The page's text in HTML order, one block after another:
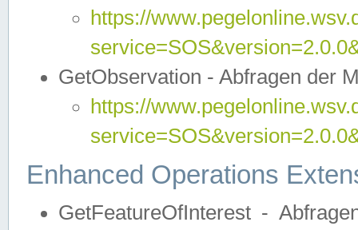
https://
GetObservation - Abfragen der
https://
Enhanced Operations
GetFeatureOfInterest -